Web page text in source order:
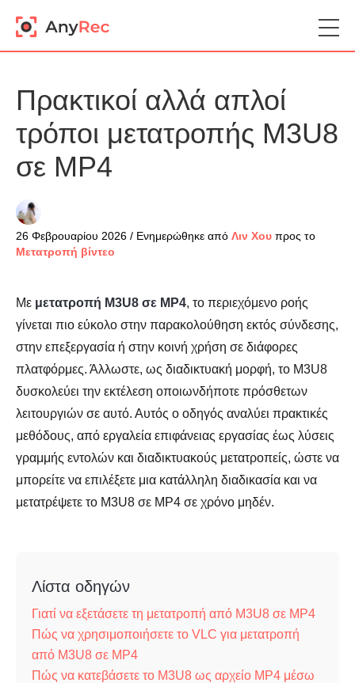
Πρακτικοί αλλά απλοί
τρόποι μετατροπής M3U8
σε MP4
26 Φεβρουαρίου 2026 / Ενημερώθηκε από Λιν Χου προς το
Μετατροπή βίντεο
Με μετατροπή M3U8 σε MP4, το περιεχόμενο ροής
γίνεται πιο εύκολο στην παρακολούθηση εκτός σύνδεσης,
στην επεξεργασία ή στην κοινή χρήση σε διάφορες
πλατφόρμες. Άλλωστε, ως διαδικτυακή μορφή, το M3U8
δυσκολεύει την εκτέλεση οποιωνδήποτε πρόσθετων
λειτουργιών σε αυτό. Αυτός ο οδηγός αναλύει πρακτικές
μεθόδους, από εργαλεία επιφάνειας εργασίας έως λύσεις
γραμμής εντολών και διαδικτυακούς μετατροπείς, ώστε να
μπορείτε να επιλέξετε μια κατάλληλη διαδικασία και να
μετατρέψετε το M3U8 σε MP4 σε χρόνο μηδέν.
Λίστα οδηγών
Γιατί να εξετάσετε τη μετατροπή από M3U8 σε MP4
Πώς να χρησιμοποιήσετε το VLC για μετατροπή
από M3U8 σε MP4
Πώς να κατεβάσετε το M3U8 ως αρχείο MP4 μέσω